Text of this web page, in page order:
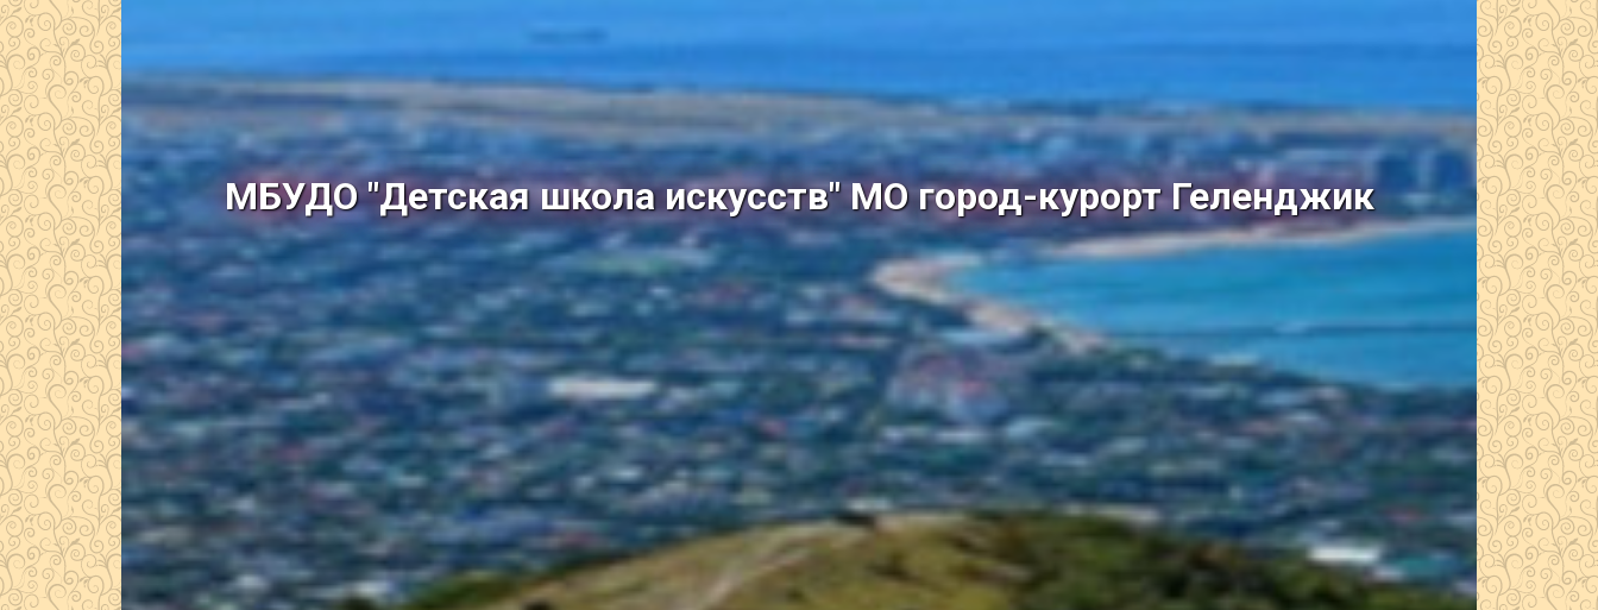
МБУДО "Детская школа искусств" МО город-курорт Геленджик